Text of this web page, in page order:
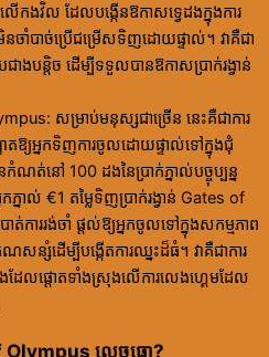
ើកងវិល ដែលបង្កើនឱកាសទ្វេដងក្នុងការ
ាំបាច់ប្រើជម្រើសទិញដោយផ្ទាល់។ វាគឺជា
ងបន្តិច ដើម្បីទទួលបានឱកាសប្រាក់រង្វាន់
សម្រាប់មនុស្សជាច្រើន នេះគឺជាការ
តឱ្យអ្នកទិញការចូលដោយផ្ទាល់ទៅក្នុងជុំ
កំណត់នៅ 100 ដងនៃប្រាក់ភ្នាល់បច្ចុប្បន្ន
ាល់ €1 តម្លៃទិញប្រាក់រង្វាន់ Gates of
ាររង់ចាំ ផ្តល់ឱ្យអ្នកចូលទៅក្នុងសកម្មភាព
ន្សំដើម្បីបង្កើតការឈ្នះដ៏ធំ។ វាគឺជាការ
ងដែលផ្តោតទាំងស្រុងលើការលេងហ្គេមដែល
Olympus លេចធ្លោ?